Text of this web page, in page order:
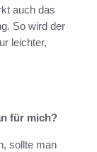
auch das
So wird der
leichter,
für mich?
sollte man